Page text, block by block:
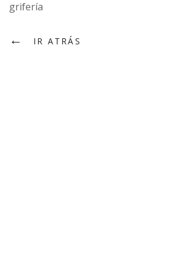
grifería
← IR ATRÁS